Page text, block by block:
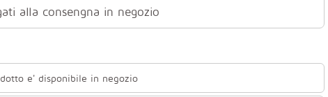
alla consengna in negozio
e' disponibile in negozio